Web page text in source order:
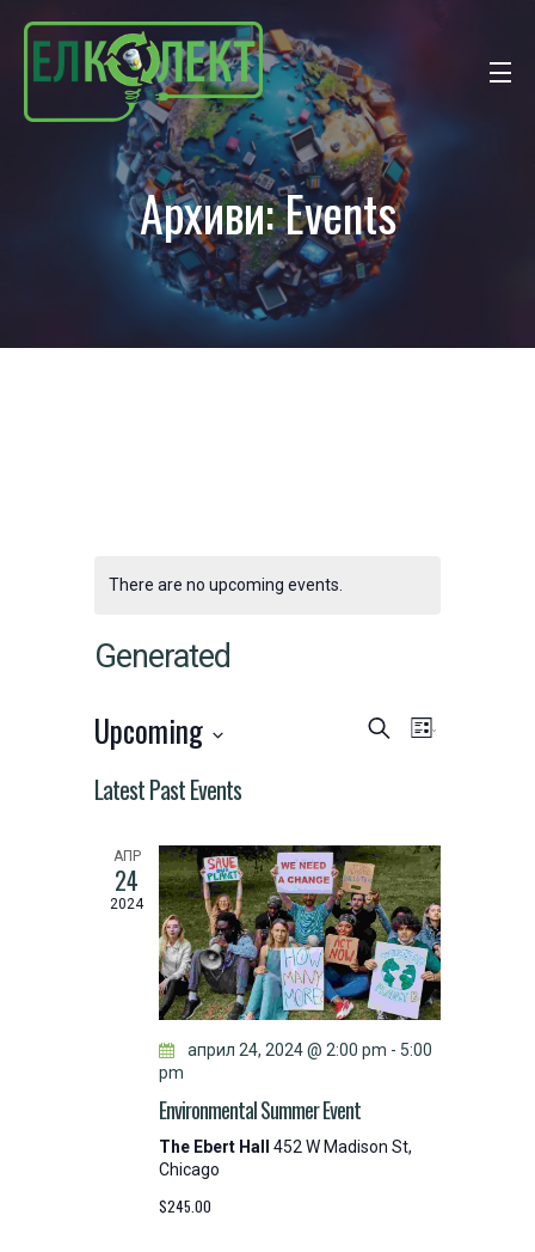
Архиви:Events
There are no upcoming events.
Generated
Events
and
Views
Navigation
SearchEvent
List
Upcoming
date.
Latest Past Events
АПР
24
2024
април 24, 2024 @ 2:00 pm - 5:00
pm
Environmental Summer Event
The Ebert Hall 452 W Madison St,
Chicago
$245.00